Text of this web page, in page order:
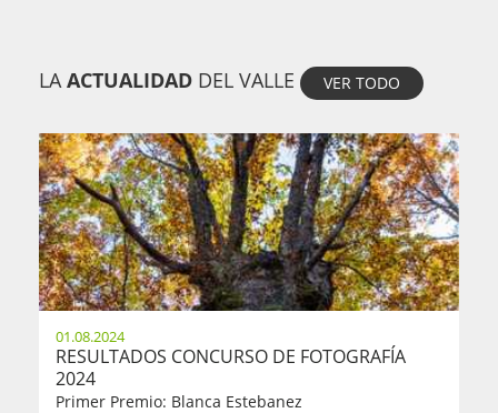
LAACTUALIDAD DEL VALLE VER TODO
01.08.2024
RESULTADOS CONCURSO DE FOTOGRAFÍA
2024
Primer Premio: Blanca Estebanez